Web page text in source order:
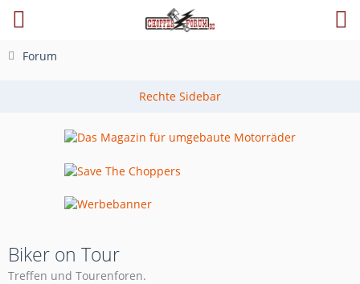
Forum
Biker on Tour
Treffen und Tourenforen.